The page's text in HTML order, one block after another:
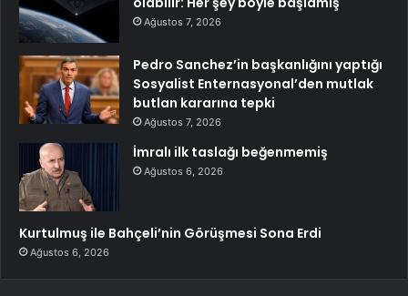
Ağustos 7, 2026
Pedro Sanchez’in başkanlığını yaptığı
Sosyalist Enternasyonal’den mutlak
butlan kararına tepki
Ağustos 7, 2026
İmralı ilk taslağı beğenmemiş
Ağustos 6, 2026
Kurtulmuş ile Bahçeli’nin Görüşmesi Sona Erdi
Ağustos 6, 2026